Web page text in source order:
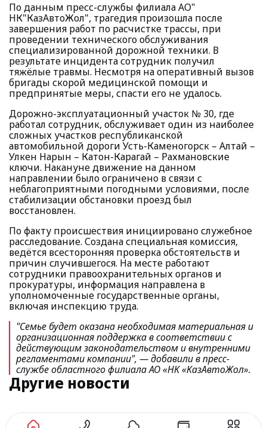
По данным пресс-службы филиала АО"
НК"КазАвтоЖол", трагедия произошла после
завершения работ по расчистке трассы, при
проведении технического обслуживания
специализированной дорожной техники. В
результате инцидента сотрудник получил
тяжёлые травмы. Несмотря на оперативный вызов
бригады скорой медицинской помощи и
предпринятые меры, спасти его не удалось.
Дорожно-эксплуатационный участок № 30, где
работал сотрудник, обслуживает один из наиболее
сложных участков республиканской
автомобильной дороги Усть-Каменогорск – Алтай –
Улкен Нарын – Катон-Карагай – Рахмановские
ключи. Накануне движение на данном
направлении было ограничено в связи с
неблагоприятными погодными условиями, после
стабилизации обстановки проезд был
восстановлен.
По факту происшествия инициировано служебное
расследование. Создана специальная комиссия,
ведётся всесторонняя проверка обстоятельств и
причин случившегося. На месте работают
сотрудники правоохранительных органов и
прокуратуры, информация направлена в
уполномоченные государственные органы,
включая инспекцию труда.
"Семье будет оказана необходимая материальная и
организационная поддержка в соответствии с
действующим законодательством и внутренними
регламентами компании", — добавили в пресс-
службе областного филиала АО «НК «КазАвтоЖол».
Другие новости